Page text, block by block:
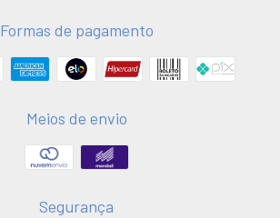
Formas de pagamento
Meios de envio
Segurança